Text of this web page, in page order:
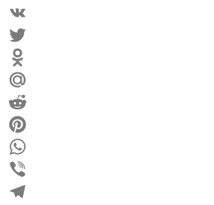
Facebook
VK
Twitter
Odnoklassniki
Mail.Ru
Reddit
Pinterest
WhatsApp
Viber